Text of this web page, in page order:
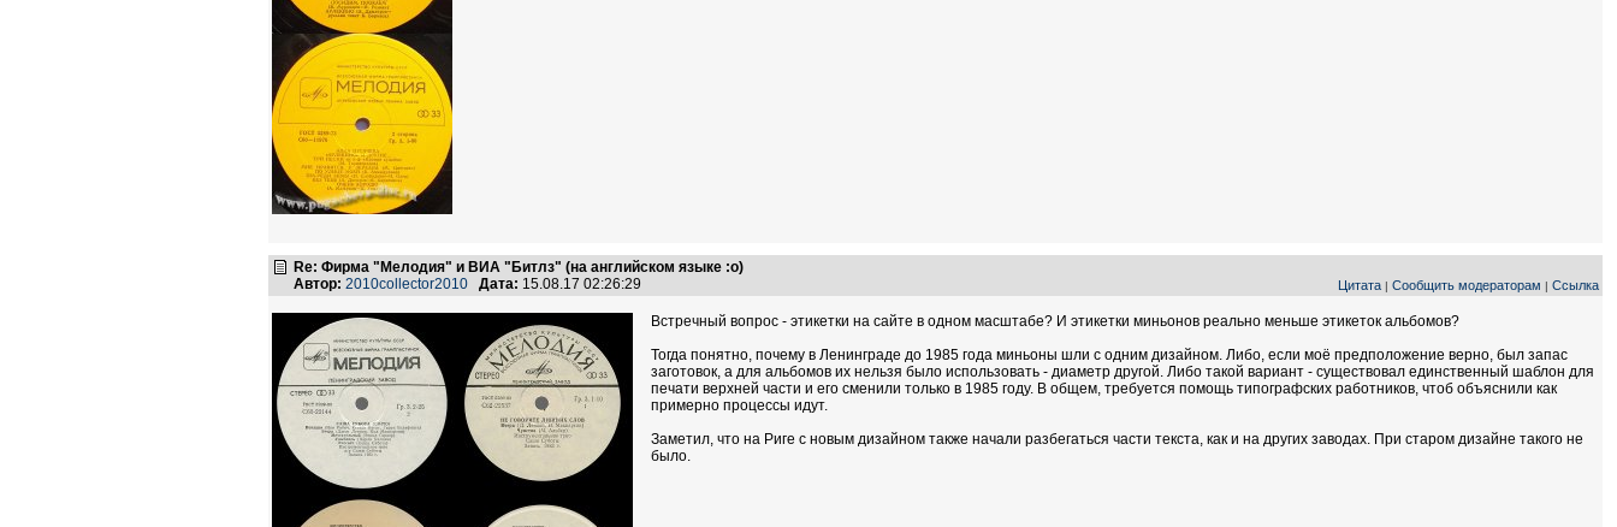
Re: Фирма "Мелодия" и ВИА "Битлз" (на английском языке :о)
Автор: 2010collector2010 Дата: 15.08.17 02:26:29 Цитата | Сообщить модераторам | Ссылка
Встречный вопрос - этикетки на сайте в одном масштабе? И этикетки миньонов реально меньше этикеток альбомов?
Тогда понятно, почему в Ленинграде до 1985 года миньоны шли с одним дизайном. Либо, если моё предположение верно, был запас
заготовок, а для альбомов их нельзя было использовать - диаметр другой. Либо такой вариант - существовал единственный шаблон для
печати верхней части и его сменили только в 1985 году. В общем, требуется помощь типографских работников, чтоб объяснили как
примерно процессы идут.
Заметил, что на Риге с новым дизайном также начали разбегаться части текста, как и на других заводах. При старом дизайне такого не
было.